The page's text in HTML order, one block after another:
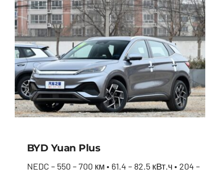
BYD Yuan Plus
NEDC – 550 – 700 км • 61.4 – 82.5 кВт.ч • 204 –